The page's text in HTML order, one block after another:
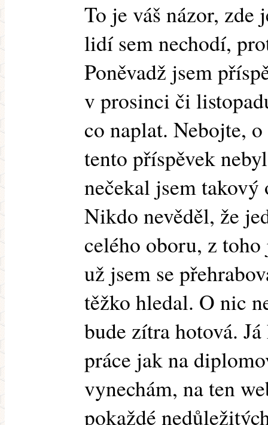
To je váš názor,
lidí sem nechodí,
Poněvadž jsem
v prosinci či
co naplat. Nebojte,
tento příspěvek
nečekal jsem
Nikdo nevěděl, že
celého oboru, z
už jsem se
těžko hledal. O nic
bude zítra hotová.
práce jak na
vynechám, na ten
pokaždé